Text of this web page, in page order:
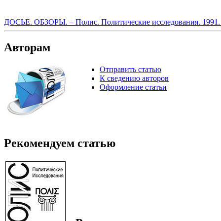
ДОСЬЕ. ОБЗОРЫ. – Полис. Политические исследования.
Авторам
Отправить статью
К сведению авторов
Оформление статьи
Рекомендуем статью